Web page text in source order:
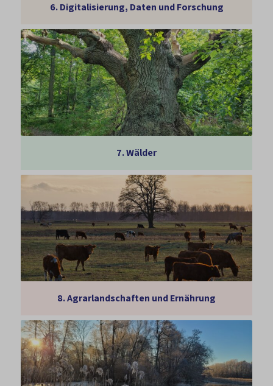
6.Digitalisierung, Daten und Forschung
7.Wälder
8.Agrarlandschaften und Ernährung